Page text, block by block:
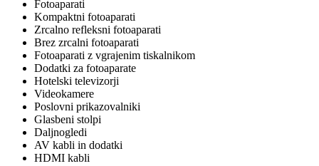
Fotoaparati
Kompaktni fotoaparati
Zrcalno refleksni fotoaparati
Brez zrcalni fotoaparati
Fotoaparati z vgrajenim tiskalnikom
Dodatki za fotoaparate
Hotelski televizorji
Videokamere
Poslovni prikazovalniki
Glasbeni stolpi
Daljnogledi
AV kabli in dodatki
HDMI kabli